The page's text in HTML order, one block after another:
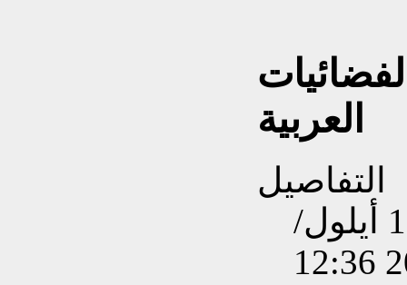
العربية
التفاصيل
تم إنشاءه بتاريخ الإثنين, 17 أيلول/